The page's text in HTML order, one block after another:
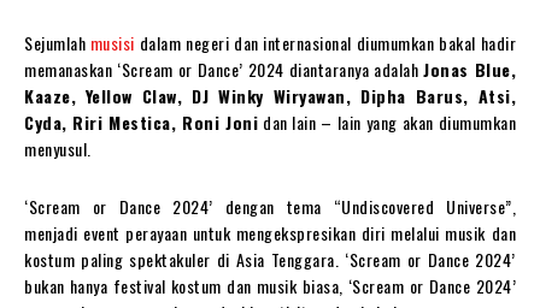
Sejumlah musisi dalam negeri dan internasional diumumkan bakal hadir
memanaskan ‘Scream or Dance’ 2024 diantaranya adalahJonas Blue,
Kaaze, Yellow Claw, DJ Winky Wiryawan, Dipha Barus, Atsi,
Cyda, Riri Mestica, Roni Joni dan lain – lain yang akan diumumkan
menyusul.
‘Scream or Dance 2024’ dengan tema “Undiscovered Universe”,
menjadi event perayaan untuk mengekspresikan diri melalui musik dan
kostum paling spektakuler di Asia Tenggara. ‘Scream or Dance 2024’
bukan hanya festival kostum dan musik biasa, ‘Scream or Dance 2024’